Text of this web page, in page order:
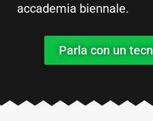
accademia biennale.
Parla con un